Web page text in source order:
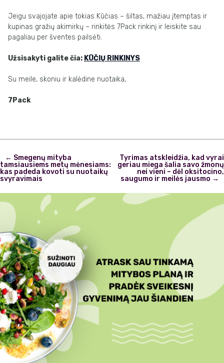
Jeigu svajojate apie tokias Kūčias – šiltas, mažiau įtemptas ir
kupinas gražių akimirkų – rinkitės 7Pack rinkinį ir leiskite sau
pagaliau per šventes pailsėti.
Užsisakyti galite čia: KŪČIŲ RINKINYS
Su meile, skoniu ir kalėdine nuotaika,
7Pack
Post
navigation
Tyrimas atskleidžia, kad vyrai
geriau miega šalia savo žmonų
nei vieni – dėl oksitocino,
saugumo ir meilės jausmo →
← Smegenų mityba
tamsiausiems metų mėnesiams:
kas padeda kovoti su nuotaikų
svyravimais